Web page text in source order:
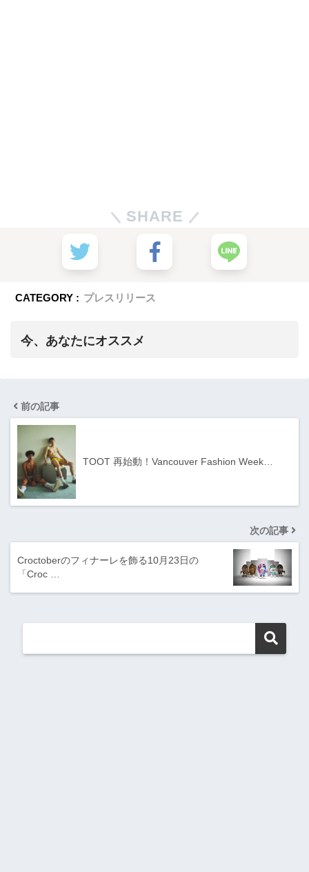
SHARE
CATEGORY : プレスリリース
今、あなたにオススメ
前の記事
TOOT 再始動！Vancouver Fashion Week…
次の記事
Croctoberのフィナーレを飾る10月23日の
「Croc …